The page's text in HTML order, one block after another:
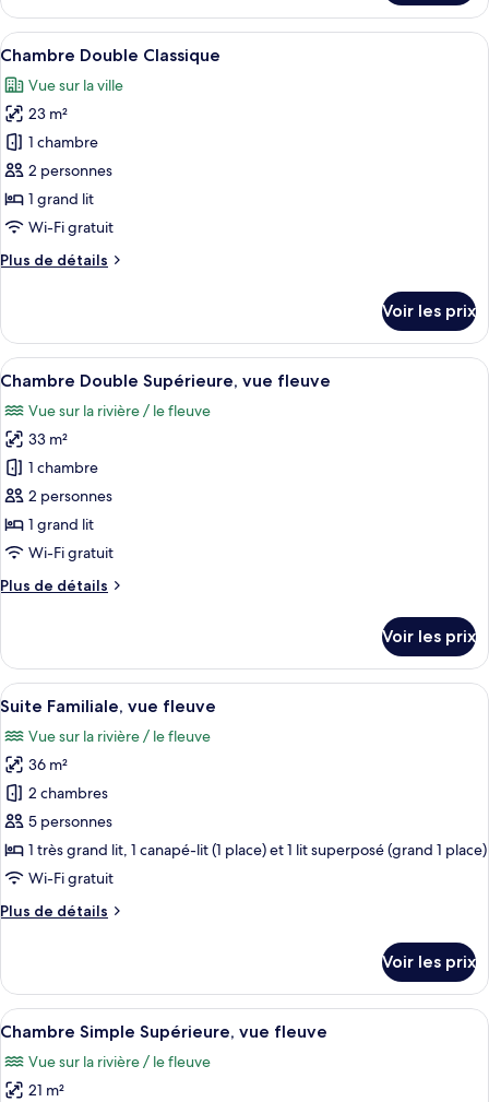
le
type
de
Chambre
Simple
Classique
Afficher
toutes
les
photos
pour
ce
type
de
chambre :
Chambre
Une chambre d’hôtel avec un lit, un
6
Chambre Double Classique
Vue sur la ville
23 m²
1 chambre
2 personnes
1 grand lit
Wi-Fi gratuit
Plus de détails
Plus
le
type
de
Chambre
Double
Classique
Voir les prix
Afficher
toutes
les
photos
pour
ce
type
de
chambre :
Chambre
vue
fleuve
Une chambre d’hôtel moderne
4
Chambre Double Supérieure, vue fleuve
Vue sur la rivière / le fleuve
33 m²
1 chambre
2 personnes
1 grand lit
Wi-Fi gratuit
Plus de détails
Plus
le
type
de
Chambre
Double
Supérieure,
vue
fleuve
Voir les prix
Afficher
toutes
les
photos
pour
ce
type
de
chambre :
Suite
fleuve
Une chambre d’hôtel moderne
5
Suite Familiale, vue fleuve
Vue sur la rivière / le fleuve
36 m²
2 chambres
5 personnes
1 très grand lit, 1 canapé-lit (1 place) et 1 lit superposé (grand 1 place)
Wi-Fi gratuit
Plus de détails
Plus
le
type
de
Suite
Familiale,
Voir les prix
Afficher
toutes
les
photos
Une chambre d’hôtel moderne
6
Chambre Simple Supérieure, vue fleuve
Vue sur la rivière / le fleuve
21 m²